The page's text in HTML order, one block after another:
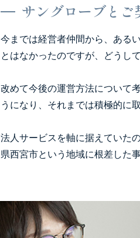
サングローブとご
今までは経営者仲間から、ある
とはなかったのですが、どうし
改めて今後の運営方法について
うになり、それまでは積極的に
法人サービスを軸に据えていた
県西宮市という地域に根差した